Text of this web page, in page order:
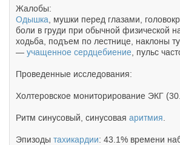
Жалобы:
Одышка , мушки перед глазами,
боли в груди при обычной физической
ходьба, подъем по лестнице, наклоны
— учащенное сердцебиение , пульс
Проведенные исследования:
Холтеровское мониторирование ЭКГ
Ритм синусовый, синусовая аритмия
Эпизоды тахикардии: 43.1% времени